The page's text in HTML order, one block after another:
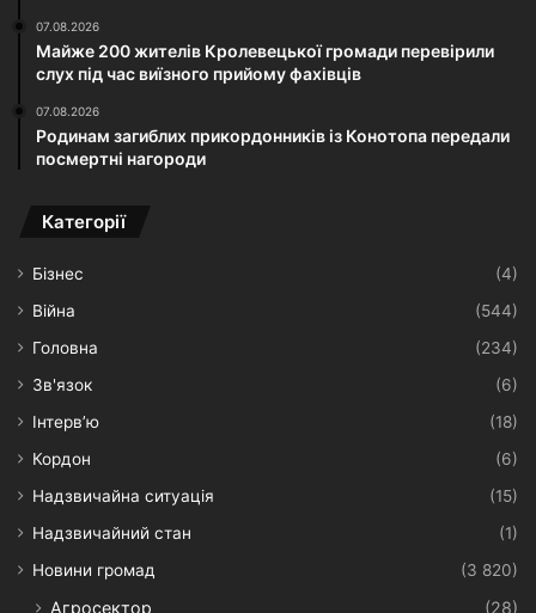
07.08.2026
Майже 200 жителів Кролевецької громади перевірили
слух під час виїзного прийому фахівців
07.08.2026
Родинам загиблих прикордонників із Конотопа передали
посмертні нагороди
Категорії
Бізнес
(4)
Війна
(544)
Головна
(234)
Зв'язок
(6)
Інтерв’ю
(18)
Кордон
(6)
Надзвичайна ситуація
(15)
Надзвичайний стан
(1)
Новини громад
(3 820)
Агросектор (28)